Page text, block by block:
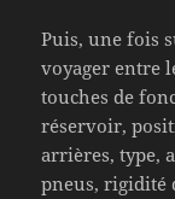
Puis, une fois
voyager entre
touches de
réservoir,
arrières, type,
pneus, rigidité